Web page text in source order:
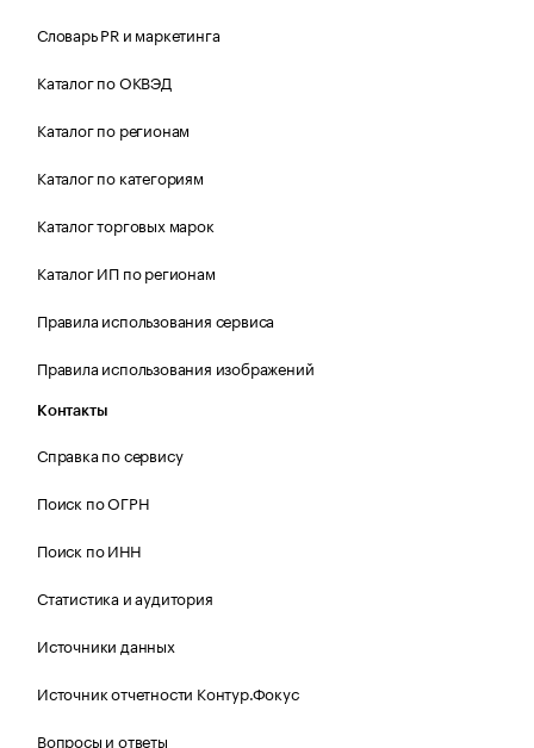
Словарь PR и маркетинга
Каталог по ОКВЭД
Каталог по регионам
Каталог по категориям
Каталог торговых марок
Каталог ИП по регионам
Правила использования сервиса
Правила использования изображений
Контакты
Справка по сервису
Поиск по ОГРН
Поиск по ИНН
Статистика и аудитория
Источники данных
Источник отчетности Контур.Фокус
Вопросы и ответы